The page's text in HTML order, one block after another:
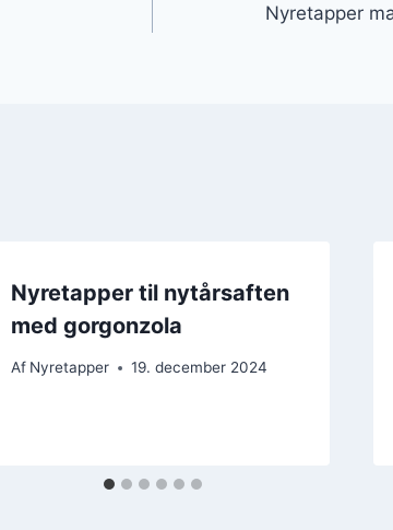
Nyretapper
Nyretapper til nytårsaften
med gorgonzola
Af Nyretapper 19. december 2024